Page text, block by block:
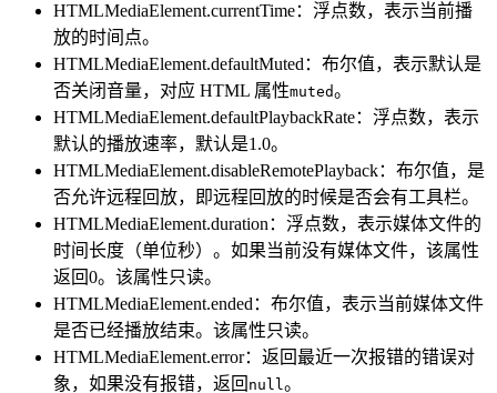
HTMLMediaElement.currentTime：浮点数，表示当前播
放的时间点。
HTMLMediaElement.defaultMuted：布尔值，表示默认是
否关闭音量，对应 HTML 属性muted。
HTMLMediaElement.defaultPlaybackRate：浮点数，表示
默认的播放速率，默认是1.0。
HTMLMediaElement.disableRemotePlayback：布尔值，是
否允许远程回放，即远程回放的时候是否会有工具栏。
HTMLMediaElement.duration：浮点数，表示媒体文件的
时间长度（单位秒）。如果当前没有媒体文件，该属性
返回0。该属性只读。
HTMLMediaElement.ended：布尔值，表示当前媒体文件
是否已经播放结束。该属性只读。
HTMLMediaElement.error：返回最近一次报错的错误对
象，如果没有报错，返回 null。